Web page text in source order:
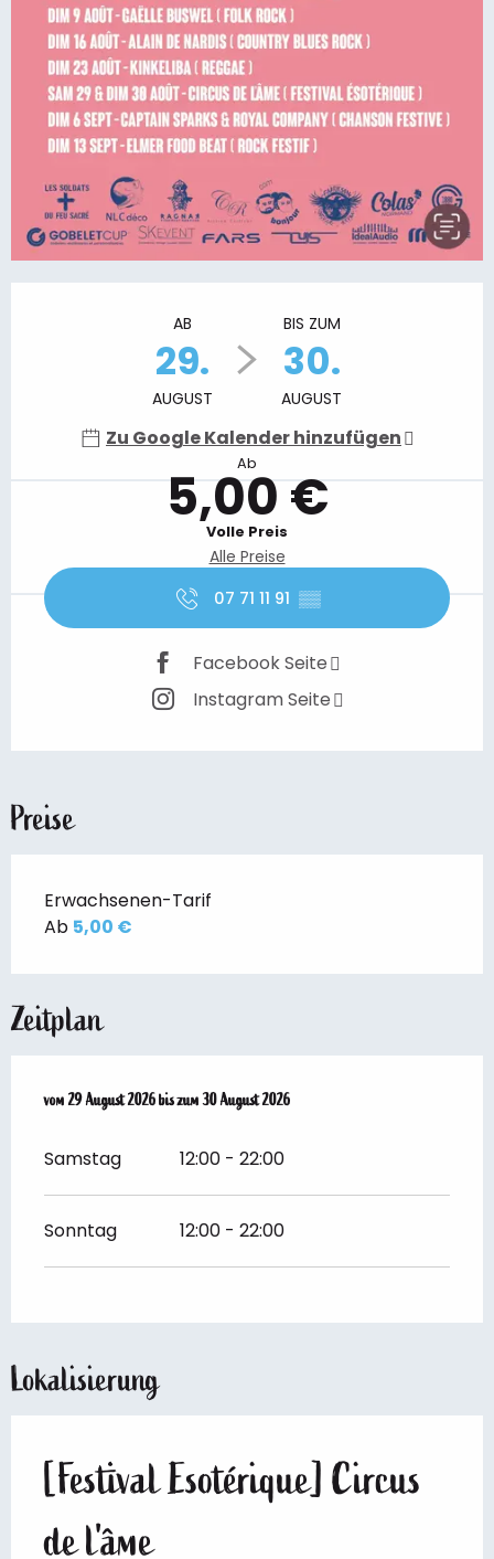
AB
29.
AUGUST
BIS ZUM
30.
AUGUST
Zu Google Kalender hinzufügen
Ab
5,00 €
Volle Preis
Alle Preise
07 71 11 91 ▒▒
Facebook Seite
Instagram Seite
Preise
Erwachsenen-Tarif
Ab 5,00 €
Zeitplan
vom29 August 2026bis zum30 August 2026
vom29 August 2026bis zum30 August 2026
Samstag 12:00 - 22:00
Sonntag 12:00 - 22:00
Lokalisierung
[Festival Esotérique] Circus
de l'âme